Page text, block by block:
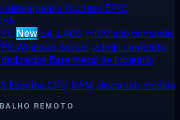
desempenho Núcleos EPYC
New L4, L40S, H100 sob demanda
Windows Server, admin completo
Bare metal de locatário
Escolha CPU, RAM, disco sob medida
REMOTO